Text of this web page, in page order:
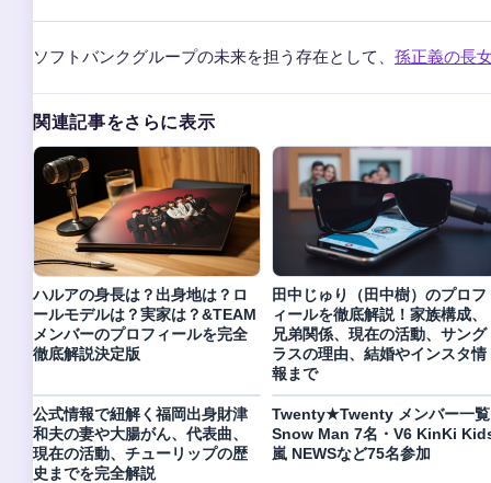
ソフトバンクグループの未来を担う存在として、 孫正義の長
関連記事をさらに表示
ハルアの身長は？出身地は？ロ
ールモデルは？実家は？&TEAM
メンバーのプロフィールを完全
徹底解説決定版
田中じゅり（田中樹）のプロフ
ィールを徹底解説！家族構成、
兄弟関係、現在の活動、サング
ラスの理由、結婚やインスタ情
報まで
公式情報で紐解く福岡出身財津
和夫の妻や大腸がん、代表曲、
現在の活動、チューリップの歴
史までを完全解説
Twenty★Twenty メンバー一
Snow Man 7名・V6 KinKi
嵐 NEWSなど75名参加